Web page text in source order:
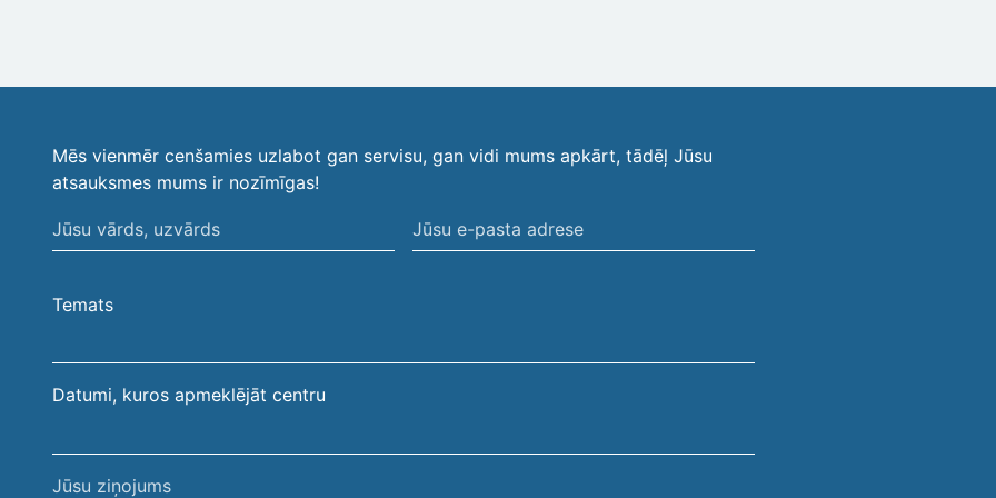
Mēs vienmēr cenšamies uzlabot gan servisu, gan vidi mums apkārt, tādēļ Jūsu
atsauksmes mums ir nozīmīgas!
Jūsu
vārds,
Jūsu
e-
Temats
Datumi, kuros apmeklējāt centru
Jūsu